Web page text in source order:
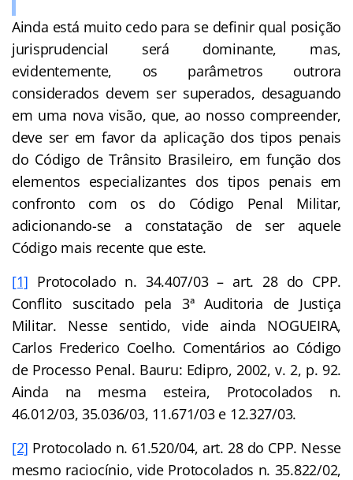
Ainda está muito cedo para se definir qual posição
jurisprudencial será dominante, mas,
evidentemente, os parâmetros outrora
considerados devem ser superados, desaguando
em uma nova visão, que, ao nosso compreender,
deve ser em favor da aplicação dos tipos penais
do Código de Trânsito Brasileiro, em função dos
elementos especializantes dos tipos penais em
confronto com os do Código Penal Militar,
adicionando-se a constatação de ser aquele
Código mais recente que este.
[1] Protocolado n. 34.407/03 – art. 28 do CPP.
Conflito suscitado pela 3ª Auditoria de Justiça
Militar. Nesse sentido, vide ainda NOGUEIRA,
Carlos Frederico Coelho. Comentários ao Código
de Processo Penal. Bauru: Edipro, 2002, v. 2, p. 92.
Ainda na mesma esteira, Protocolados n.
46.012/03, 35.036/03, 11.671/03 e 12.327/03.
[2] Protocolado n. 61.520/04, art. 28 do CPP. Nesse
mesmo raciocínio, vide Protocolados n. 35.822/02,